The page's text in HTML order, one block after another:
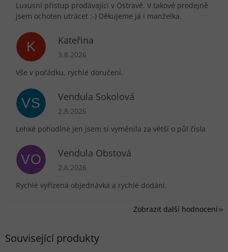
Související produkty
Luxusní přístup prodávající v Ostravě. V takové prodejně
jsem ochoten utrácet :-) Děkujeme já i manželka.
K Kateřina
Hodnocení obchodu je 5 z 5 hvězdiček.
3.8.2026
Vše v pořádku, rychlé doručení.
VS Vendula Sokolová
Hodnocení obchodu je 5 z 5 hvězdiček.
2.8.2026
Lehké pohodlné jen jsem si vyměnila za větší o půl čísla
VO Vendula Obstová
Hodnocení obchodu je 5 z 5 hvězdiček.
2.8.2026
Rychlé vyřízená objednávka a rychlé dodání.
Zobrazit další hodnocení